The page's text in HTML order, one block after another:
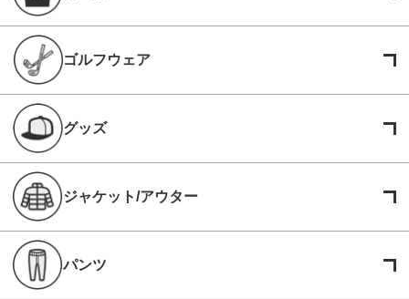
ゴルフウェア
グッズ
ジャケット/アウター
パンツ